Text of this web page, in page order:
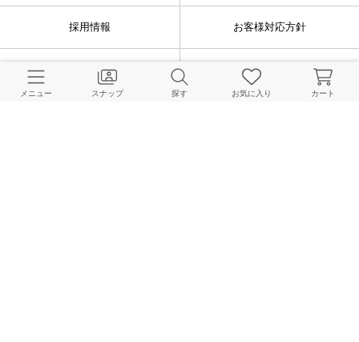
採用情報 お客様対応方針
利用規約 企業情報
メニュー スナップ 探す お気に入り カート